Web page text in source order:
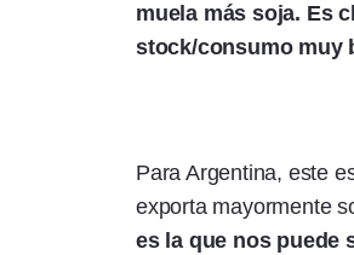
muela más soja. Es
stock/consumo muy
Para Argentina, este
exporta mayormente
es la que nos puede